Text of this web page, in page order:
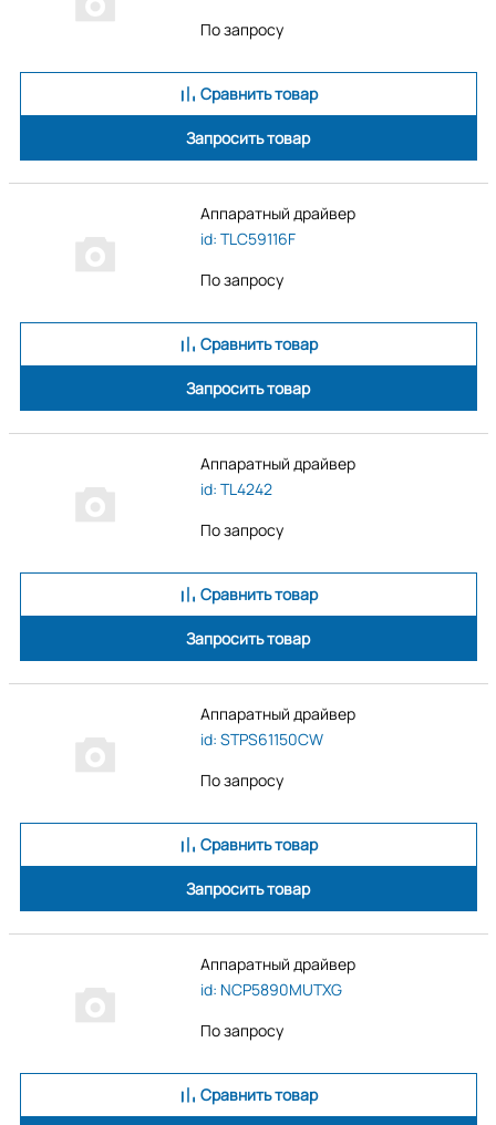
По запросу
Сравнить товар
Запросить товар
Аппаратный драйвер
id: TLC59116F
По запросу
Сравнить товар
Запросить товар
Аппаратный драйвер
id: TL4242
По запросу
Сравнить товар
Запросить товар
Аппаратный драйвер
id: STPS61150CW
По запросу
Сравнить товар
Запросить товар
Аппаратный драйвер
id: NCP5890MUTXG
По запросу
Сравнить товар